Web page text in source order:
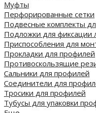
Муфты
Перфорированные сетки
Подвесные комплекты
Подложки для фиксации
Приспособления для
Прокладки для профилей
Противоскользящие
Сальники для профилей
Соединители для
Тросики для профилей
Тубусы для упаковки